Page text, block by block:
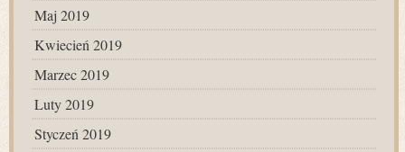
Maj 2019
Kwiecień 2019
Marzec 2019
Luty 2019
Styczeń 2019